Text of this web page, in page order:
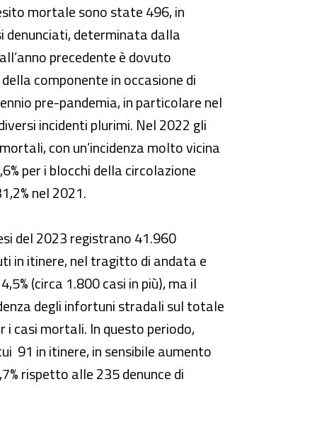
mortale sono state 496, in
denunciati, determinata dalla
precedente è dovuto
componente in occasione di
pre-pandemia, in particolare nel
incidenti plurimi. Nel 2022 gli
con un’incidenza molto vicina
per i blocchi della circolazione
nel 2021.
del 2023 registrano 41.960
in itinere, nel tragitto di andata e
(circa 1.800 casi in più), ma il
degli infortuni stradali sul totale
i casi mortali. In questo periodo,
91 in itinere, in sensibile aumento
rispetto alle 235 denunce di